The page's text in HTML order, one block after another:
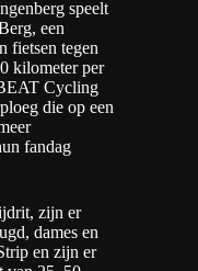
speelt
een
fietsen tegen
kilometer per
Cycling
die op een
fandag
zijn er
dames en
en zijn er